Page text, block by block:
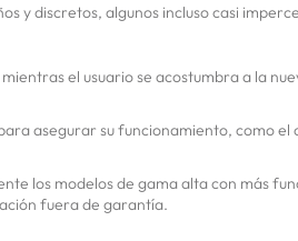
y discretos, algunos incluso casi
el usuario se acostumbra a la
asegurar su funcionamiento, como el
los modelos de gama alta con más
fuera de garantía.